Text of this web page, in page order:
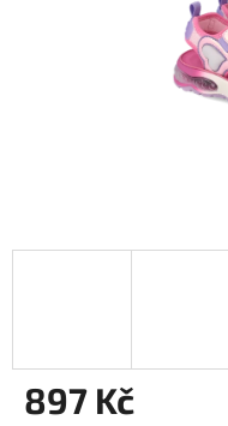
897 Kč